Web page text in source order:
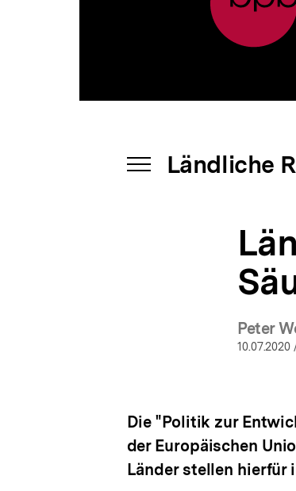
Ländliche
Peter
10.07.2020
Die "Politik zur
der Europäischen
Länder stellen hierfür